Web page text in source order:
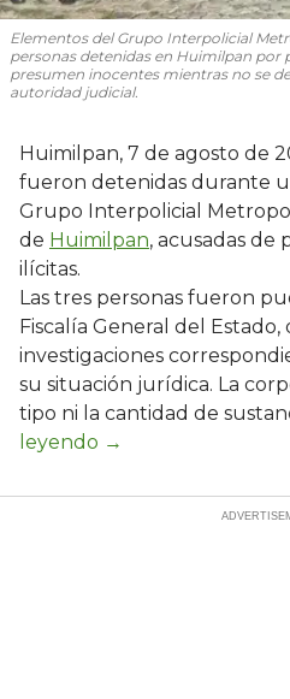
Elementos del Grupo Interpolicial
personas detenidas en Huimilpan por
presumen inocentes mientras no se
autoridad judicial.
Huimilpan, 7 de agosto de
fueron detenidas durante
Grupo Interpolicial
de Huimilpan, acusadas de
ilícitas.
Las tres personas fueron
Fiscalía General del
investigaciones
su situación jurídica. La
tipo ni la cantidad de